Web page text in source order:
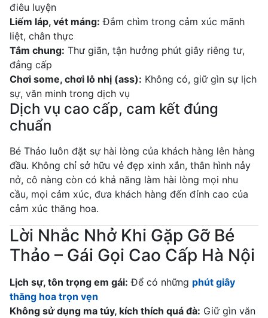
điêu luyện
Liếm láp, vét máng: Đắm chìm trong cảm xúc mãnh
liệt, chân thực
Tắm chung: Thư giãn, tận hưởng phút giây riêng tư,
đẳng cấp
Chơi some, chơi lỗ nhị (ass): Không có, giữ gìn sự lịch
sự, văn minh trong dịch vụ
Dịch vụ cao cấp, cam kết đúng
chuẩn
Bé Thảo luôn đặt sự hài lòng của khách hàng lên hàng
đầu. Không chỉ sở hữu vẻ đẹp xinh xắn, thân hình nảy
nở, cô nàng còn có khả năng làm hài lòng mọi nhu
cầu, mọi cảm xúc, đưa khách hàng đến đỉnh cao của
cảm xúc thăng hoa.
Lời Nhắc Nhở Khi Gặp Gỡ Bé
Thảo – Gái Gọi Cao Cấp Hà Nội
Lịch sự, tôn trọng em gái: Để có những phút giây
thăng hoa trọn vẹn
Không sử dụng ma túy, kích thích quá đà: Giữ gìn văn